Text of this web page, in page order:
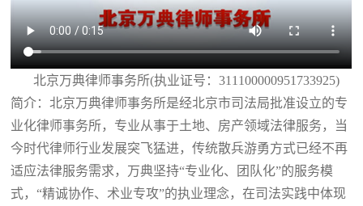
北京万典律师事务所(执业证号：311100000951733925)
简介：北京万典律师事务所是经北京市司法局批准设立的专
业化律师事务所，专业从事于土地、房产领域法律服务，当
今时代律师行业发展突飞猛进，传统散兵游勇方式已经不再
适应法律服务需求，万典坚持“专业化、团队化”的服务模
式，“精诚协作、术业专攻”的执业理念，在司法实践中体现